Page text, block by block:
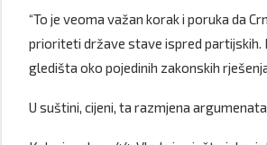
“To je veoma važan korak i poruka da
prioriteti države stave ispred partijskih.
gledišta oko pojedinih zakonskih
U suštini, cijeni, ta razmjena